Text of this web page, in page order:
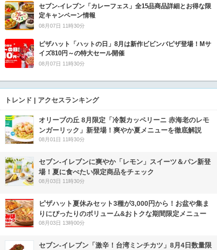
セブン‐イレブン「カレーフェス」全15品商品詳細とお得な限
定キャンペーン情報
08月07日 11時30分
ピザハット「ハットの日」8月は新作ビビンバピザ登場！Mサ
イズ810円～の特大セール開催
08月07日 11時30分
トレンド | アクセスランキング
オリーブの丘 8月限定「冷製カッペリーニ 赤海老のレモ
ンガーリック」新登場！爽やか夏メニューを徹底解説
08月01日 11時30分
セブン‐イレブンに爽やか「レモン」スイーツ＆パン新登
場！夏に食べたい限定商品をチェック
08月03日 11時30分
ピザハット夏休みセット3種が3,000円から！お盆や集ま
りにぴったりのボリューム&おトクな期間限定メニュー
08月03日 13時00分
セブン-イレブン「激辛！台湾ミンチカツ」8月4日数量限